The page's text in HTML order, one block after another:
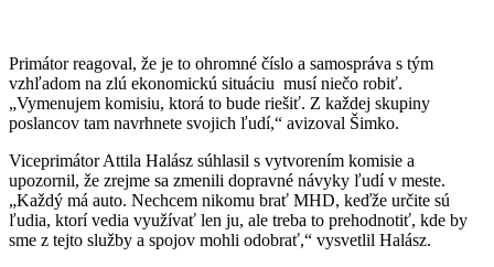
Primátor reagoval, že je to ohromné číslo a samospráva s tým
vzhľadom na zlú ekonomickú situáciu musí niečo robiť.
„Vymenujem komisiu, ktorá to bude riešiť. Z každej skupiny
poslancov tam navrhnete svojich ľudí,“ avizoval Šimko.
Viceprimátor Attila Halász súhlasil s vytvorením komisie a
upozornil, že zrejme sa zmenili dopravné návyky ľudí v meste.
„Každý má auto. Nechcem nikomu brať MHD, keďže určite sú
ľudia, ktorí vedia využívať len ju, ale treba to prehodnotiť, kde by
sme z tejto služby a spojov mohli odobrať,“ vysvetlil Halász.